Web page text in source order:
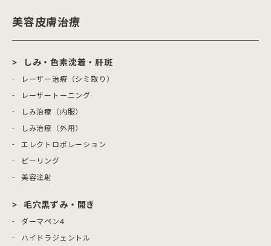
美容皮膚治療
しみ・色素沈着・肝斑
レーザー治療（シミ取り）
レーザートーニング
しみ治療（内服）
しみ治療（外用）
エレクトロポレーション
ピーリング
美容注射
毛穴黒ずみ・開き
ダーマペン4
ハイドラジェントル